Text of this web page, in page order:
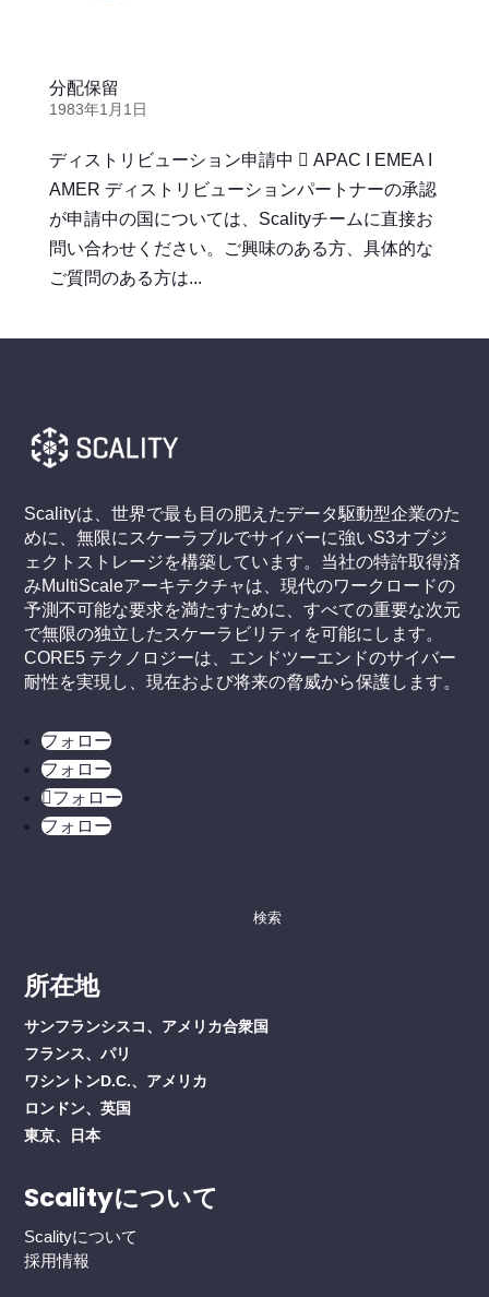
分配保留
1983年1月1日
ディストリビューション申請中  APAC I EMEA I
AMER ディストリビューションパートナーの承認
が申請中の国については、Scalityチームに直接お
問い合わせください。ご興味のある方、具体的な
ご質問のある方は...
Scalityは、世界で最も目の肥えたデータ駆動型企業のた
めに、無限にスケーラブルでサイバーに強いS3オブジ
ェクトストレージを構築しています。当社の特許取得済
みMultiScaleアーキテクチャは、現代のワークロードの
予測不可能な要求を満たすために、すべての重要な次元
で無限の独立したスケーラビリティを可能にします。
CORE5 テクノロジーは、エンドツーエンドのサイバー
耐性を実現し、現在および将来の脅威から保護します。
フォロー
フォロー
フォロー
フォロー
す
る：
所在地
サンフランシスコ、アメリカ合衆国
フランス、パリ
ワシントンD.C.、アメリカ
ロンドン、英国
東京、日本
Scalityについて
Scalityについて
採用情報